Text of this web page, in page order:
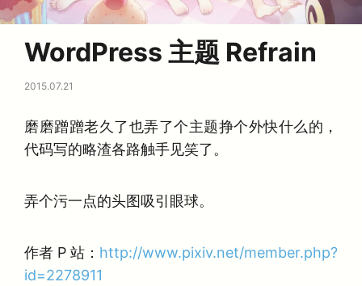
WordPress 主题 Refrain
2015.07.21
磨磨蹭蹭老久了也弄了个主题挣个外快什么的，
代码写的略渣各路触手见笑了。
弄个污一点的头图吸引眼球。
作者 P 站： http://www.pixiv.net/member.php?
id=2278911